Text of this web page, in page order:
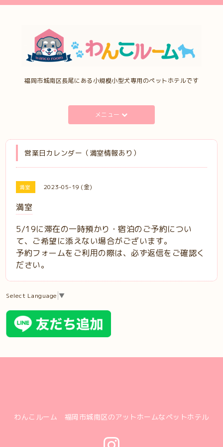
福岡市城南区長尾にある小規模小型犬専用のペットホテルです
メニュー
営業日カレンダー（満室情報あり）
満室 2023-05-19 (金)
満室
5/19に滞在の一時預かり・宿泊のご予約につい
て、ご希望に添えない場合がございます。
予約フォームをご利用の際は、必ず返信をご確認く
ださい。
Select Language ▼
わんこルーム 福岡市城南区のアットホームなペットホテル